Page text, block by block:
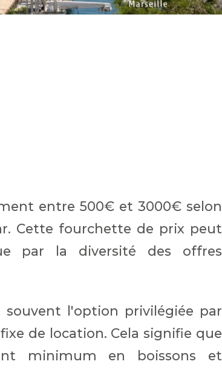
entre 500€ et 3000€ selon
Cette fourchette de prix peut
par la diversité des offres
l'option privilégiée par
de location. Cela signifie que
minimum en boissons et